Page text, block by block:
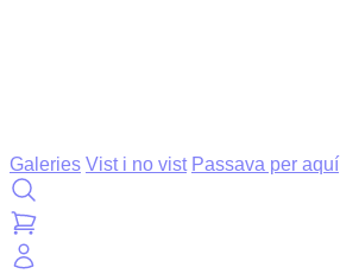
Galeries Vist i no vist Passava per aquí